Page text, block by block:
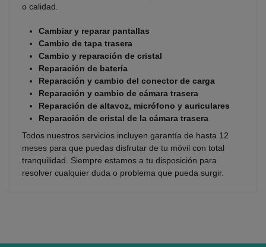
o calidad.
Cambiar y reparar pantallas
Cambio de tapa trasera
Cambio y reparación de cristal
Reparación de batería
Reparación y cambio del conector de carga
Reparación y cambio de cámara trasera
Reparación de altavoz, micrófono y auriculares
Reparación de cristal de la cámara trasera
Todos nuestros servicios incluyen garantía de hasta 12
meses para que puedas disfrutar de tu móvil con total
tranquilidad. Siempre estamos a tu disposición para
resolver cualquier duda o problema que pueda surgir.